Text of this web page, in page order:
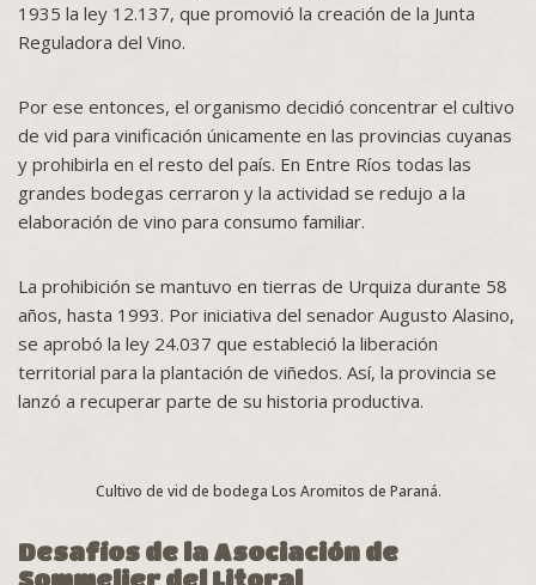
1935 la ley 12.137, que promovió la creación de la Junta
Reguladora del Vino.
Por ese entonces, el organismo decidió concentrar el cultivo
de vid para vinificación únicamente en las provincias cuyanas
y prohibirla en el resto del país. En Entre Ríos todas las
grandes bodegas cerraron y la actividad se redujo a la
elaboración de vino para consumo familiar.
La prohibición se mantuvo en tierras de Urquiza durante 58
años, hasta 1993. Por iniciativa del senador Augusto Alasino,
se aprobó la ley 24.037 que estableció la liberación
territorial para la plantación de viñedos. Así, la provincia se
lanzó a recuperar parte de su historia productiva.
Cultivo de vid de bodega Los Aromitos de Paraná.
Desafíos de la Asociación de
Sommelier del Litoral